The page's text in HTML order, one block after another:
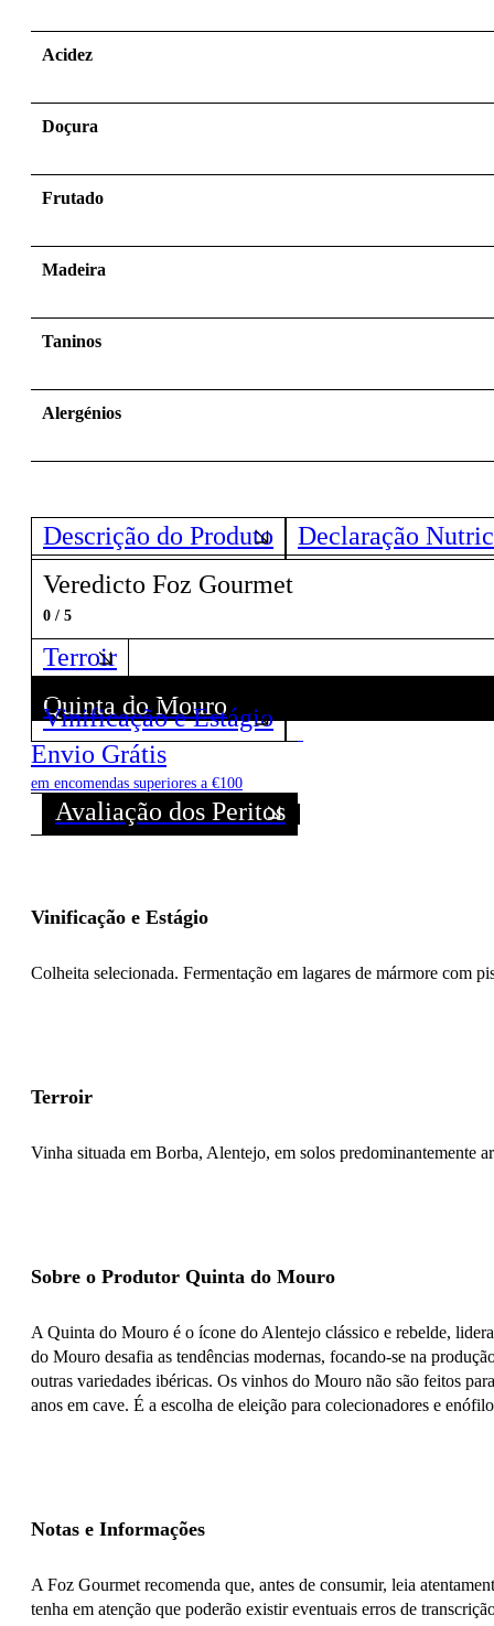
Acidez
Doçura
Frutado
Madeira
Taninos
Alergénios
Descrição do Produto
Declaração
Veredicto Foz Gourmet
0 / 5
Terroir
Quinta do Mouro
Descubra todos os Vinhos deste Produtor!
Vinificação e Estágio
Envio Grátis
em encomendas superiores a €100
Avaliação dos Peritos
Vinificação e Estágio
Colheita selecionada. Fermentação em lagares de mármore com
Terroir
Vinha situada em Borba, Alentejo, em solos predominantemente
Sobre o Produtor Quinta do Mouro
A Quinta do Mouro é o ícone do Alentejo clássico e rebelde,
do Mouro desafia as tendências modernas, focando-se na
outras variedades ibéricas. Os vinhos do Mouro não são feitos
anos em cave. É a escolha de eleição para colecionadores e
Notas e Informações
A Foz Gourmet recomenda que, antes de consumir, leia
tenha em atenção que poderão existir eventuais erros de